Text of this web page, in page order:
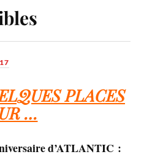
PLACES
…
d’ATLANTIC :